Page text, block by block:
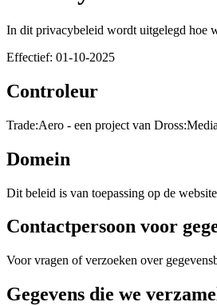
In dit privacybeleid wordt uitgelegd hoe
Effectief: 01-10-2025
Controleur
Trade:Aero - een project van
Domein
Dit beleid is van toepassing op de
Contactpersoon voor
Voor vragen of verzoeken over
Gegevens die we